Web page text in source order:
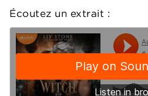
Écoutez un extrait :